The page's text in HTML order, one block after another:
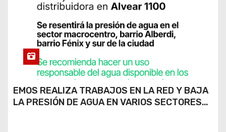
EMOS REALIZA TRABAJOS EN LA RED Y BAJA
LA PRESIÓN DE AGUA EN VARIOS SECTORES